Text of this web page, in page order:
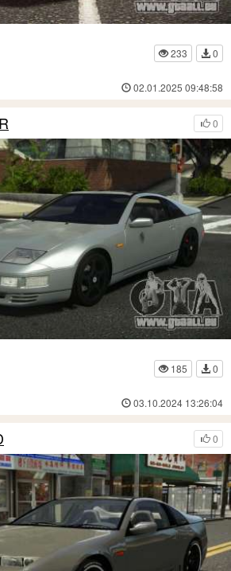
233
0
02.01.2025 09:48:58
0
185
0
03.10.2024 13:26:04
0